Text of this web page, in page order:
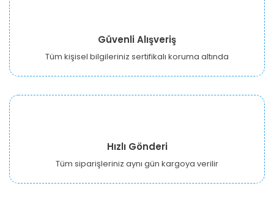
Güvenli Alışveriş
Tüm kişisel bilgileriniz sertifikalı koruma altında
Hızlı Gönderi
Tüm siparişleriniz aynı gün kargoya verilir